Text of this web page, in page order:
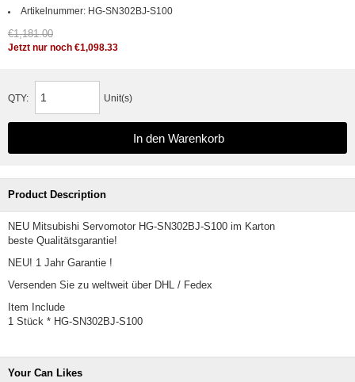
Artikelnummer: HG-SN302BJ-S100
€1,181.00
Jetzt nur noch €1,098.33
QTY: Unit(s)
Product Description
NEU Mitsubishi Servomotor HG-SN302BJ-S100 im Karton
beste Qualitätsgarantie!
NEU! 1 Jahr Garantie !
Versenden Sie zu weltweit über DHL / Fedex
Item Include
1 Stück * HG-SN302BJ-S100
Your Can Likes